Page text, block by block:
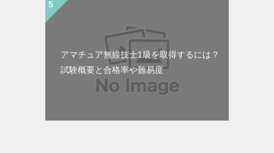
アマチュア無線技士1級を取得するには？
試験概要と合格率や難易度